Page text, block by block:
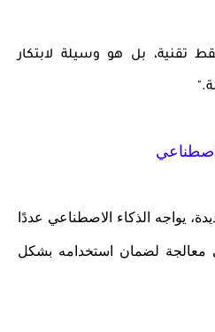
تقنية، بل هو وسيلة لابتكار
يواجه الذكاء الاصطناعي عددًا
معالجة لضمان استخدامه بشكل